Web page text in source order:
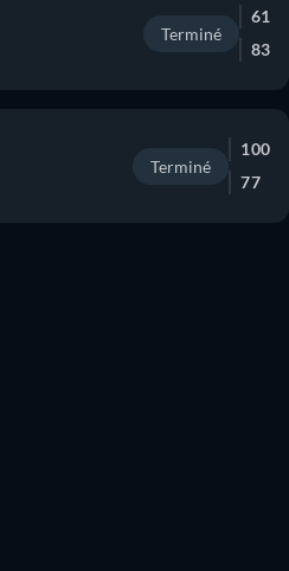
Terminé
61
83
Terminé
100
77